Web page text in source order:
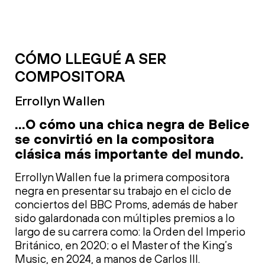
CÓMO LLEGUÉ A SER
COMPOSITORA
Errollyn Wallen
...O cómo una chica negra de Belice
se convirtió en la compositora
clásica más importante del mundo.
Errollyn Wallen fue la primera compositora
negra en presentar su trabajo en el ciclo de
conciertos del BBC Proms, además de haber
sido galardonada con múltiples premios a lo
largo de su carrera como: la Orden del Imperio
Británico, en 2020; o el Master of the King’s
Music, en 2024, a manos de Carlos III.